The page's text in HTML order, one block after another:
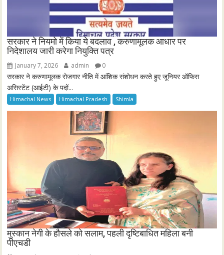
मुस्कान नेगी के हौसले को सलाम, पहली दृष्टिबाधित महिला बनी
admin
चुनाव आयोग की यूथ आइकॉन, दृष्टिबाधित गायिका और असिस्टेंट प्रोफेसर मुस्कान नेगी
के नाम एक और...
Himachal News Himachal Pradesh National News Shimla
CONTACT US